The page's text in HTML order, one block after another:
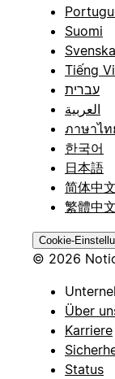
Suomi
Svenska
Tiếng
עברית
العربية
ภาษาไท
한국어
日本語
简体中文
繁體中文
Cookie-
© 2026
Über
Karriere
Status